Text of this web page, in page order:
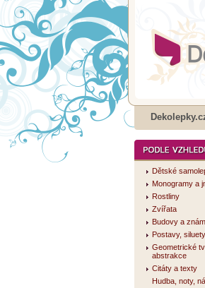
Dětské
Monogramy a
Rostliny
Zvířata
Budovy a
Postavy,
Geometrické
abstrakce
Citáty a texty
Hudba, noty,